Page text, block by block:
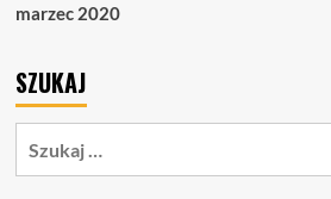
marzec 2020
SZUKAJ